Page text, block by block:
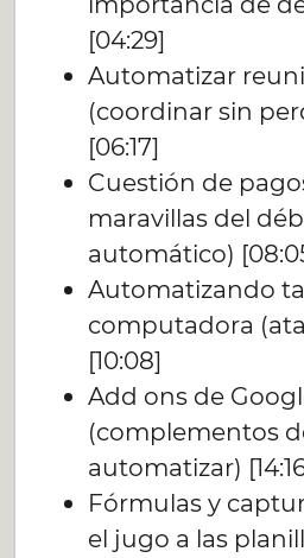
[04:29]
Automatizar
(coordinar sin
[06:17]
Cuestión de
maravillas del
automático)
Automatizando
computadora
[10:08]
Add ons de
(complementos
automatizar)
Fórmulas y
el jugo a las